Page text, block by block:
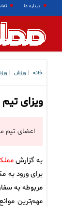
درباره ما
خانه ورزش
ویزای تیم
اعضای تیم
به گزارش
برای ورود به
مربوطه به
مهم‌ترین